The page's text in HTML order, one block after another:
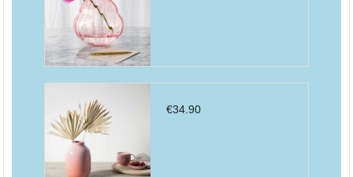
€34.90